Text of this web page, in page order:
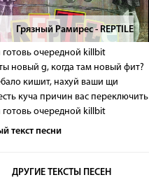
Грязный Рамирес - REPTILE
готовь очередной killbit
новый g, когда там новый фит?
кишит, нахуй ваши щи
куча причин вас переключить
готовь очередной killbit
текст песни
ДРУГИЕ ТЕКСТЫ ПЕСЕН